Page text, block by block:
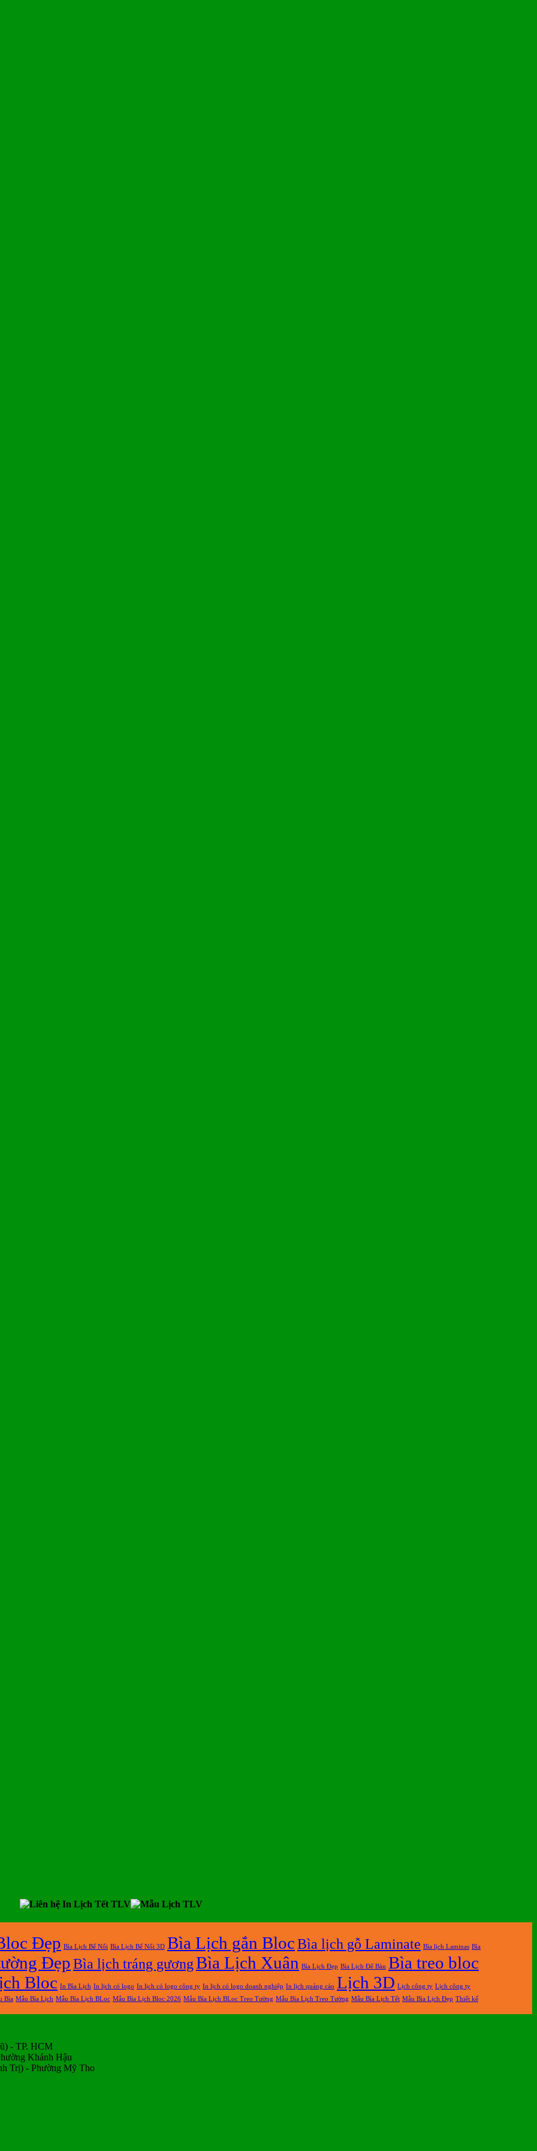
Đẹp Bìa Lịch Bế Nổi Bìa Lịch Bế Nổi 3D Bìa Lịch gắn BlocBìa lịch gỗ Laminate Bìa lịch Laminas Bìa
ĐẹpBìa lịch tráng gươngBìa Lịch Xuân Bìa Lịch Đẹp Bìa Lịch Để Bàn Bìa treo bloc
Bloc In Bìa Lịch In lịch có logo In lịch có logo công ty In lịch có logo doanh nghiệp In lịch quảng cáo Lịch 3D Lịch công ty Lịch công ty
Bìa Mẫu Bìa Lịch Mẫu Bìa Lịch BLoc Mẫu Bìa Lịch Bloc 2026 Mẫu Bìa Lịch BLoc Treo Tường Mẫu Bìa Lịch Treo Tường Mẫu Bìa Lịch Tết Mẫu Bìa Lịch Đẹp Thiết kế
- TP. HCM
Khánh Hậu
Trị) - Phường Mỹ Tho